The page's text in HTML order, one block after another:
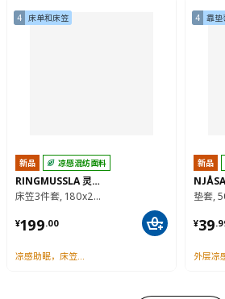
4 床单和床笠
新品 凉感混纺面料
RINGMUSSLA 灵慕丝凉
床笠3件套, 180x200/50x80 厘米
¥199.00
¥ 199.00
4 靠垫
新品
垫套,
¥39.
¥